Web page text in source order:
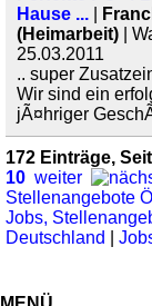
Hause ...
(Heimarbeit) |
25.03.2011
.. super
Wir sind ein
jÃ¤hriger
172 Einträge,
10 weiter
Stellenangebote
Jobs,
Deutschland